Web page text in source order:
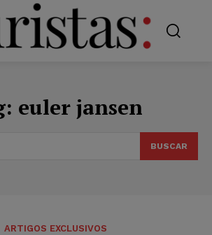
euler jansen
BUSCAR
ARTIGOS EXCLUSIVOS